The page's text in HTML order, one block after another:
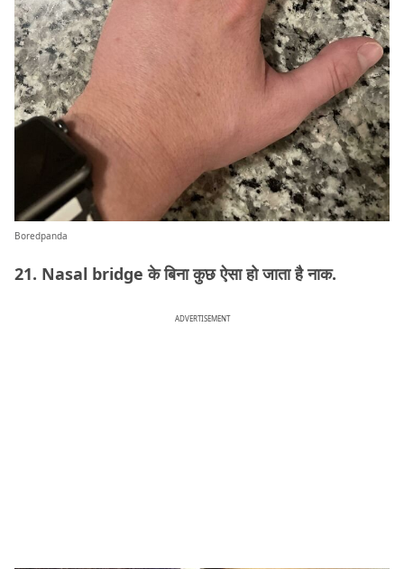
Boredpanda
21. Nasal bridge के बिना कुछ ऐसा हो जाता है नाक.
ADVERTISEMENT